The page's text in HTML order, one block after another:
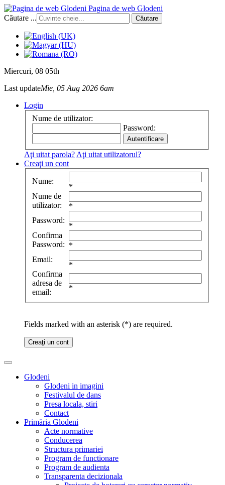
Pagina de web Glodeni
Căutare ...
Căutare
Miercuri, 08 05th
Last updateMie, 05 Aug 2026 6am
Login
Nume de utilizator:
Password:
Aţi uitat parola? Aţi uitat utilizatorul?
Creaţi un cont
Nume:
*
Nume de
utilizator:
*
Password:
*
Confirma
Password: *
Email:
*
Confirma
adresa de
email:
*
Fields marked with an asterisk (*) are required.
Creaţi un cont
Glodeni
Glodeni in imagini
Festivalul de dans
Presa locala, stiri
Contact
Primăria Glodeni
Acte normative
Conducerea
Structura primariei
Program de functionare
Program de audienta
Transparenta decizionala